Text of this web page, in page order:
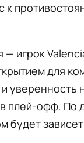
к
— игрок
для
уверенность
плей-офф. По
будет